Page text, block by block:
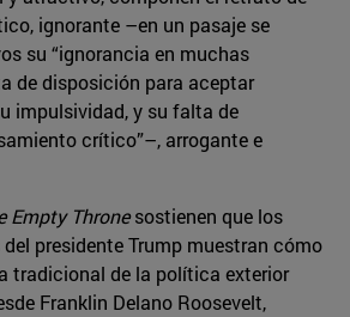
ignorante –en un pasaje se
su “ignorancia en muchas
de disposición para aceptar
impulsividad, y su falta de
crítico”–, arrogante e
Empty Thronesostienen que los
presidente Trump muestran cómo
tradicional de la política exterior
Franklin Delano Roosevelt,